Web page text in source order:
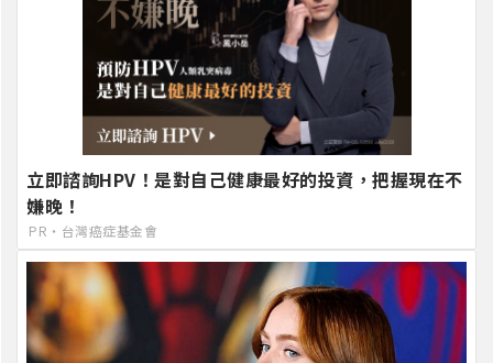
立即諮詢HPV！是對自己健康最好的投資，把握現在不
嫌晚！
PR・台灣癌症基金會